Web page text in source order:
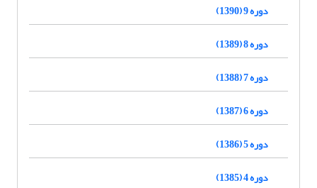
دوره 9 (1390)
دوره 8 (1389)
دوره 7 (1388)
دوره 6 (1387)
دوره 5 (1386)
دوره 4 (1385)